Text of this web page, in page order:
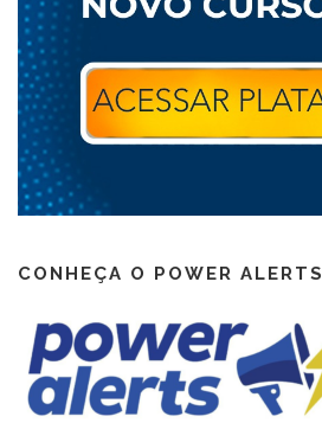
CONHEÇA O POWER ALERTS